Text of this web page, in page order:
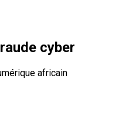
cyber
africain